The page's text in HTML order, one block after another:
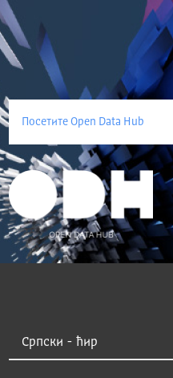
Посетите Open Data Hub